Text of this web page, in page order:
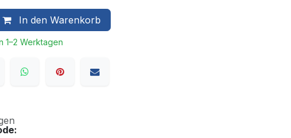
In den Warenkorb
1–2 Werktagen